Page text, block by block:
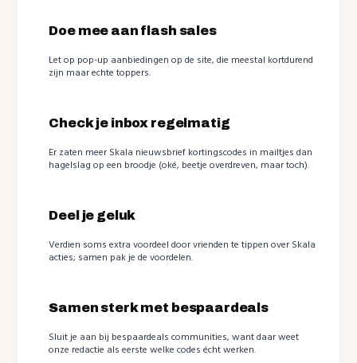
Doe mee aan flash sales
Let op pop-up aanbiedingen op de site, die meestal kortdurend
zijn maar echte toppers.
Check je inbox regelmatig
Er zaten meer Skala nieuwsbrief kortingscodes in mailtjes dan
hagelslag op een broodje (oké, beetje overdreven, maar toch).
Deel je geluk
Verdien soms extra voordeel door vrienden te tippen over Skala
acties; samen pak je de voordelen.
Samen sterk met bespaardeals
Sluit je aan bij bespaardeals communities, want daar weet
onze redactie als eerste welke codes écht werken.